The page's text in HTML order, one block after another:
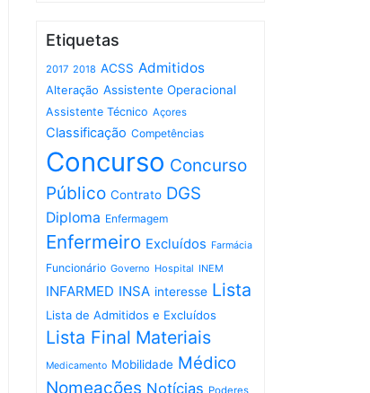
Etiquetas
2017 2018 ACSS Admitidos
Alteração Assistente Operacional
Assistente Técnico Açores
Classificação Competências
Concurso Concurso
Público Contrato DGS
Diploma Enfermagem
Enfermeiro Excluídos Farmácia
Funcionário Governo Hospital INEM
INFARMED INSA interesse Lista
Lista de Admitidos e Excluídos
Lista Final Materiais
Medicamento Mobilidade Médico
Nomeações Notícias Poderes